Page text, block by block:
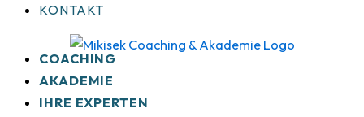
KONTAKT
COACHING
AKADEMIE
IHRE EXPERTEN